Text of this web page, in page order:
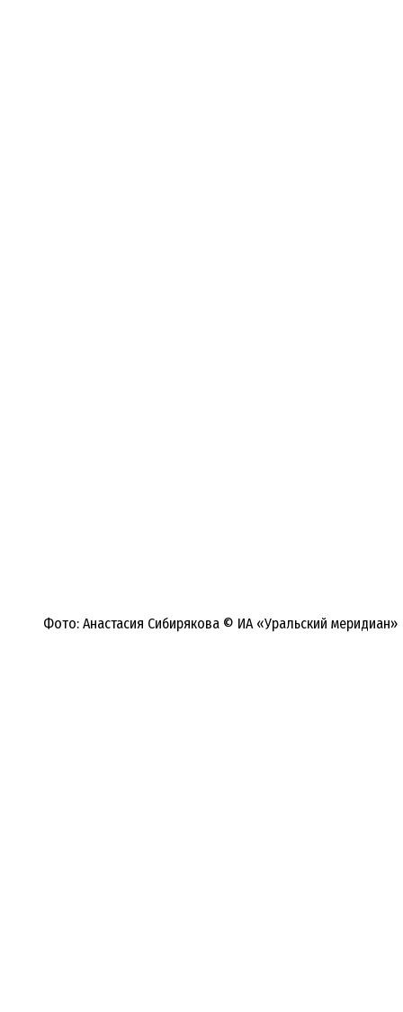
Фото: Анастасия Сибирякова © ИА «Уральский меридиан»